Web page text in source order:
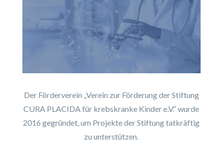
Der Förderverein „Verein zur Förderung der Stiftung
CURA PLACIDA für krebskranke Kinder e.V.“ wurde
2016 gegründet, um Projekte der Stiftung tatkräftig
zu unterstützen.